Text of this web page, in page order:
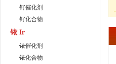
钌催化剂
钌化合物
铱 Ir
铱催化剂
铱化合物